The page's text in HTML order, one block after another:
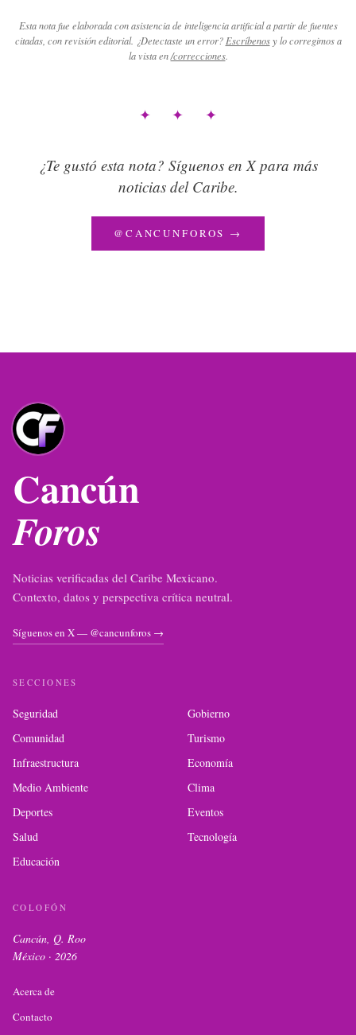
Esta nota fue elaborada con asistencia de inteligencia artificial a partir de fuentes
citadas, con revisión editorial. ¿Detectaste un error? Escríbenos y lo corregimos a
la vista en /correcciones.
✦ ✦ ✦
¿Te gustó esta nota? Síguenos en X para más
noticias del Caribe.
@CANCUNFOROS →
Cancún
Foros
Noticias verificadas del Caribe Mexicano.
Contexto, datos y perspectiva crítica neutral.
Síguenos en X — @cancunforos →
SECCIONES
Seguridad
Gobierno
Comunidad
Turismo
Infraestructura
Economía
Medio Ambiente
Clima
Deportes
Eventos
Salud
Tecnología
Educación
COLOFÓN
Cancún, Q. Roo
México · 2026
Acerca de
Contacto